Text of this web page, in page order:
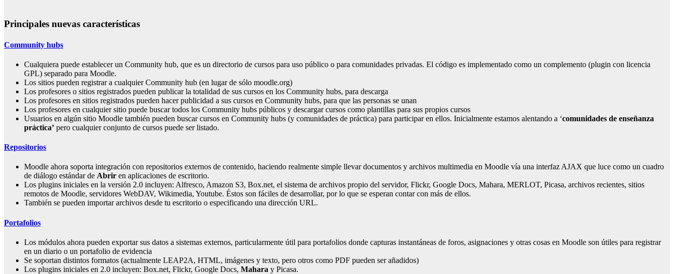
Principales nuevas características
Community hubs
Cualquiera puede establecer un Community hub, que es un directorio de cursos para uso público o para comunidades privadas. El código es implementado como un complemento (plugin con licencia
GPL) separado para Moodle.
Los sitios pueden registrar a cualquier Community hub (en lugar de sólo moodle.org)
Los profesores o sitios registrados pueden publicar la totalidad de sus cursos en los Community hubs, para descarga
Los profesores en sitios registrados pueden hacer publicidad a sus cursos en Community hubs, para que las personas se unan
Los profesores en cualquier sitio puede buscar todos los Community hubs públicos y descargar cursos como plantillas para sus propios cursos
Usuarios en algún sitio Moodle también pueden buscar cursos en Community hubs (y comunidades de práctica) para participar en ellos. Inicialmente estamos alentando a ‘comunidades de enseñanza
práctica’ pero cualquier conjunto de cursos puede ser listado.
Repositorios
Moodle ahora soporta integración con repositorios externos de contenido, haciendo realmente simple llevar documentos y archivos multimedia en Moodle vía una interfaz AJAX que luce como un cuadro
de diálogo estándar de Abrir en aplicaciones de escritorio.
Los plugins iniciales en la versión 2.0 incluyen: Alfresco, Amazon S3, Box.net, el sistema de archivos propio del servidor, Flickr, Google Docs, Mahara, MERLOT, Picasa, archivos recientes, sitios
remotos de Moodle, servidores WebDAV, Wikimedia, Youtube. Éstos son fáciles de desarrollar, por lo que se esperan contar con más de ellos.
También se pueden importar archivos desde tu escritorio o especificando una dirección URL.
Portafolios
Los módulos ahora pueden exportar sus datos a sistemas externos, particularmente útil para portafolios donde capturas instantáneas de foros, asignaciones y otras cosas en Moodle son útiles para registrar
en un diario o un portafolio de evidencia
Se soportan distintos formatos (actualmente LEAP2A, HTML, imágenes y texto, pero otros como PDF pueden ser añadidos)
Los plugins iniciales en 2.0 incluyen: Box.net, Flickr, Google Docs, Mahara y Picasa.